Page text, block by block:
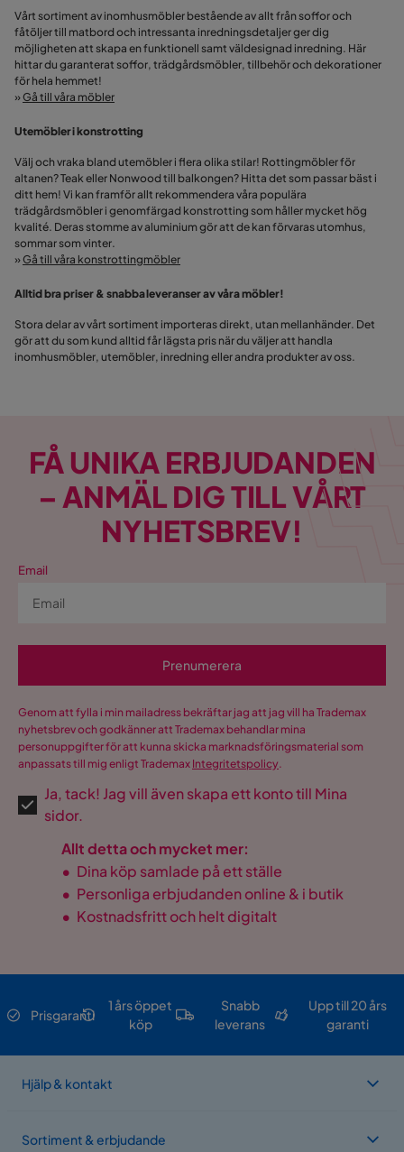
Vårt sortiment av inomhusmöbler bestående av allt från soffor och
fåtöljer till matbord och intressanta inredningsdetaljer ger dig
möjligheten att skapa en funktionell samt väldesignad inredning. Här
hittar du garanterat soffor, trädgårdsmöbler, tillbehör och dekorationer
för hela hemmet!
»Gå till våra möbler
Utemöbler i konstrotting
Välj och vraka bland utemöbler i flera olika stilar! Rottingmöbler för
altanen? Teak eller Nonwood till balkongen? Hitta det som passar bäst i
ditt hem! Vi kan framför allt rekommendera våra populära
trädgårdsmöbler i genomfärgad konstrotting som håller mycket hög
kvalité. Deras stomme av aluminium gör att de kan förvaras utomhus,
sommar som vinter.
»Gå till våra konstrottingmöbler
Alltid bra priser & snabba leveranser av våra möbler!
Stora delar av vårt sortiment importeras direkt, utan mellanhänder. Det
gör att du som kund alltid får lägsta pris när du väljer att handla
inomhusmöbler, utemöbler, inredning eller andra produkter av oss.
FÅ UNIKA ERBJUDANDEN
– ANMÄL DIG TILL VÅRT
NYHETSBREV!
Email
Prenumerera
Genom att fylla i min mailadress bekräftar jag att jag vill ha Trademax
nyhetsbrev och godkänner att Trademax behandlar mina
personuppgifter för att kunna skicka marknadsföringsmaterial som
anpassats till mig enligt Trademax Integritetspolicy.
Ja, tack! Jag vill även skapa ett konto till Mina
sidor.
Allt detta och mycket mer:
• Dina köp samlade på ett ställe
• Personliga erbjudanden online & i butik
• Kostnadsfritt och helt digitalt
Prisgaranti
1 års öppet
köp
Snabb
leverans
Upp till 20 års
garanti
Hjälp & kontakt
Sortiment & erbjudande